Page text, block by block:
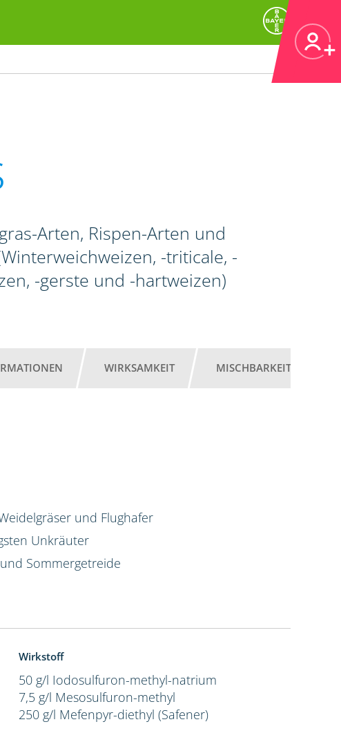
Arten, Rispen-Arten und
-triticale, -
-gerste und -hartweizen)
WIRKSAMKEIT MISCHBARKEIT
und Flughafer
Unkräuter
Sommergetreide
Wirkstoff
50 g/l Iodosulfuron-methyl-natrium
7,5 g/l Mesosulfuron-methyl
250 g/l Mefenpyr-diethyl (Safener)